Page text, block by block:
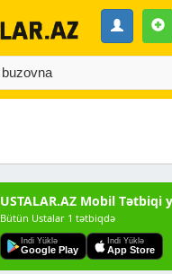
USTALAR.AZ Mobil Tətbiqi
Bütün Ustalar 1 tətbiqdə
Indi Yüklə
Google Play
Indi Yüklə
App Store